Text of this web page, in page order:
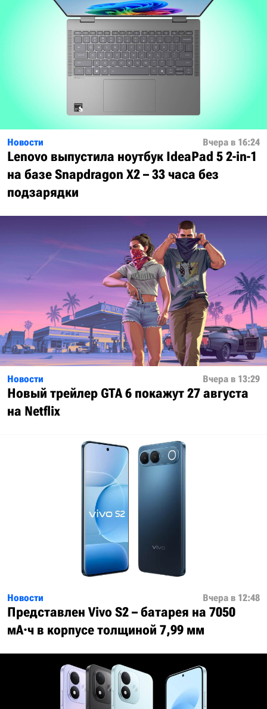
Новости Вчера в 16:24
Lenovo выпустила ноутбук IdeaPad 5 2-in-1
на базе Snapdragon X2 – 33 часа без
подзарядки
Новости Вчера в 13:29
Новый трейлер GTA 6 покажут 27 августа
на Netflix
Новости Вчера в 12:48
Представлен Vivo S2 – батарея на 7050
мА·ч в корпусе толщиной 7,99 мм